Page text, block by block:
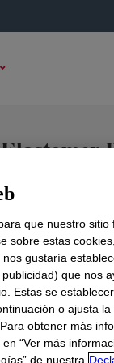
OPCIONES DE
que nuestro sitio
sobre estas
gustaría
que nos
Estas se
o ajusta la
obtener más
“Ver más
de nuestra